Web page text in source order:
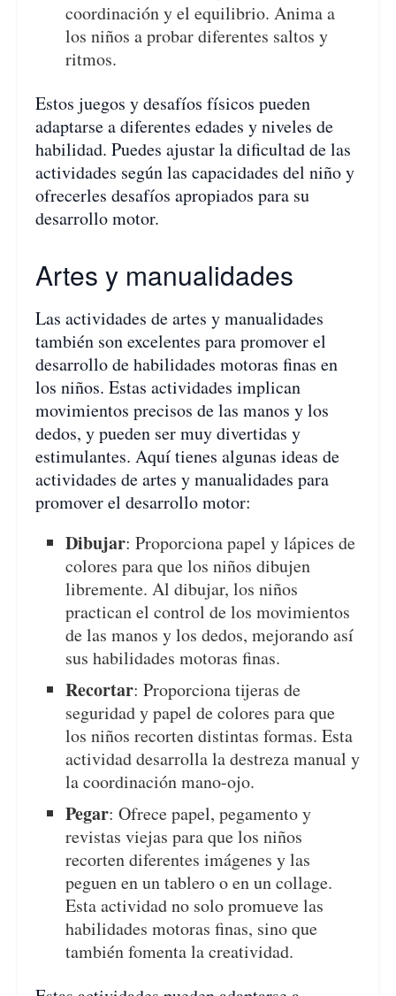
coordinación y el equilibrio. Anima a
los niños a probar diferentes saltos y
ritmos.
Estos juegos y desafíos físicos pueden
adaptarse a diferentes edades y niveles de
habilidad. Puedes ajustar la dificultad de las
actividades según las capacidades del niño y
ofrecerles desafíos apropiados para su
desarrollo motor.
Artes y manualidades
Las actividades de artes y manualidades
también son excelentes para promover el
desarrollo de habilidades motoras finas en
los niños. Estas actividades implican
movimientos precisos de las manos y los
dedos, y pueden ser muy divertidas y
estimulantes. Aquí tienes algunas ideas de
actividades de artes y manualidades para
promover el desarrollo motor:
Dibujar: Proporciona papel y lápices de
colores para que los niños dibujen
libremente. Al dibujar, los niños
practican el control de los movimientos
de las manos y los dedos, mejorando así
sus habilidades motoras finas.
Recortar: Proporciona tijeras de
seguridad y papel de colores para que
los niños recorten distintas formas. Esta
actividad desarrolla la destreza manual y
la coordinación mano-ojo.
Pegar: Ofrece papel, pegamento y
revistas viejas para que los niños
recorten diferentes imágenes y las
peguen en un tablero o en un collage.
Esta actividad no solo promueve las
habilidades motoras finas, sino que
también fomenta la creatividad.